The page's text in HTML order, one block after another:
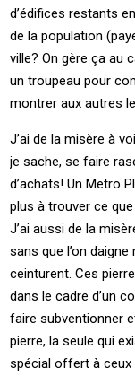
d’édifices restants
de la population
ville? On gère ça au
un troupeau pour
montrer aux autres
J’ai de la misère à
je sache, se faire
d’achats! Un Metro
plus à trouver ce
J’ai aussi de la
sans que l’on
ceinturent. Ces
dans le cadre d’un
faire subventionner
pierre, la seule qui
spécial offert à ceux